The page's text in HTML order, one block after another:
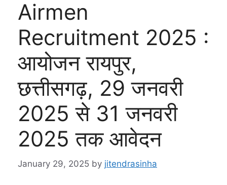
Airmen
Recruitment 2025 :
आयोजन रायपुर,
छत्तीसगढ़, 29 जनवरी
2025 से 31 जनवरी
2025 तक आवेदन
January 29, 2025 by jitendrasinha